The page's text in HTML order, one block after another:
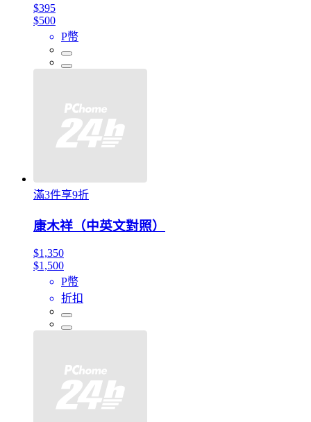
$395
$500
P幣
滿3件享9折
康木祥（中英文對照）
$1,350
$1,500
P幣
折扣